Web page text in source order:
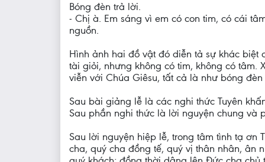
Bóng đèn trả lời.
- Chị à. Em sáng vì em có con tim, có cái
nguồn.
Hình ảnh hai đồ vật đó diễn tả sự khác biệt
tài giỏi, nhưng không có tim, không có tâm.
viễn với Chúa Giêsu, tất cả là như bóng
Sau bài giảng lễ là các nghi thức Tuyên
Sau phần nghi thức là lời nguyện chung và
Sau lời nguyện hiệp lễ, trong tâm tình tạ ơn
cha, quý cha đồng tế, quý vị thân nhân, ân